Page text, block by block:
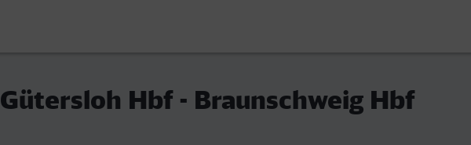
Gütersloh Hbf - Braunschweig Hbf